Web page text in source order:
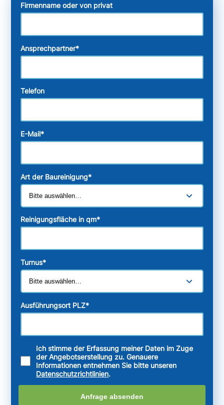
Firmenname oder von privat
Ansprechpartner*
Telefon
E-Mail*
Art der Baureinigung*
Reinigungsfläche in qm*
Turnus*
Ausführungsort PLZ*
Ich stimme der Erfassung meiner Daten im Zuge
der Angebotserstellung zu. Genauere
Informationen entnehmen Sie bitte unseren
Datenschutzrichtlinien.
Anfrage absenden